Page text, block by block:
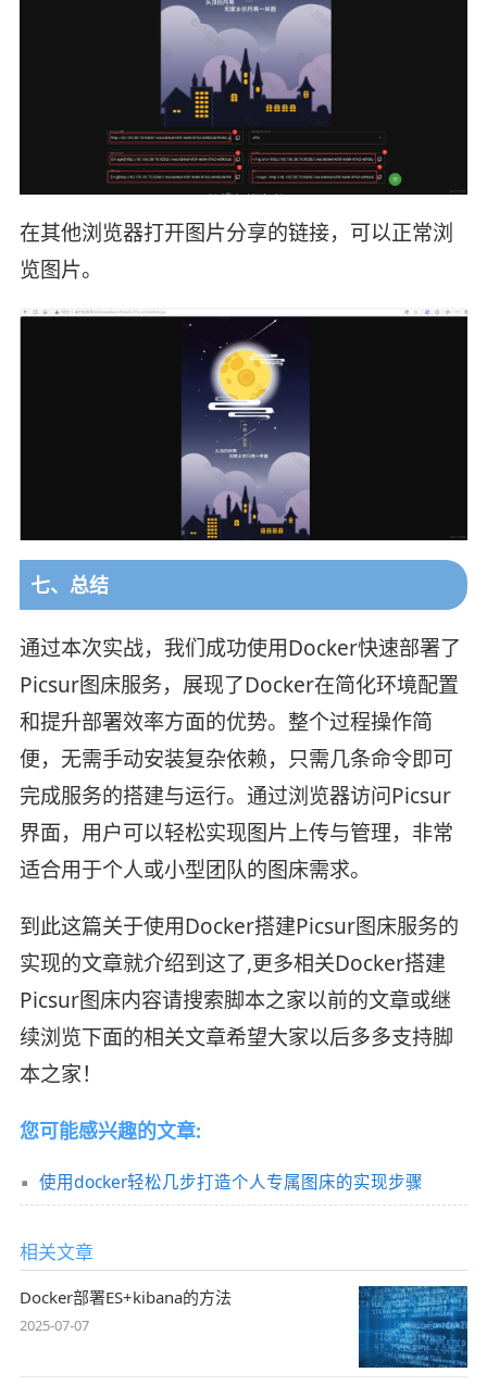
在其他浏览器打开图片分享的链接，可以正常浏
览图片。
七、总结
通过本次实战，我们成功使用Docker快速部署了
Picsur图床服务，展现了Docker在简化环境配置
和提升部署效率方面的优势。整个过程操作简
便，无需手动安装复杂依赖，只需几条命令即可
完成服务的搭建与运行。通过浏览器访问Picsur
界面，用户可以轻松实现图片上传与管理，非常
适合用于个人或小型团队的图床需求。
到此这篇关于使用Docker搭建Picsur图床服务的
实现的文章就介绍到这了,更多相关Docker搭建
Picsur图床内容请搜索脚本之家以前的文章或继
续浏览下面的相关文章希望大家以后多多支持脚
本之家！
您可能感兴趣的文章:
使用docker轻松几步打造个人专属图床的实现步骤
相关文章
Docker部署ES+kibana的方法
2025-07-07